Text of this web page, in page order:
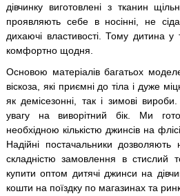
дівчинку виготовлені з тканин
проявляють себе в носінні, не
дихаючі властивості. Тому дитина у
комфортно щодня.
Основою матеріалів багатьох
віскоза, які приємні до тіла і дуже
як демісезонні, так і зимові
увагу на виворітний бік. Ми
необхідною кількістю джинсів на
Надійні постачальники
складністю замовлення в стислий
купити оптом дитячі джинси на
кошти на поїздку по магазинах та